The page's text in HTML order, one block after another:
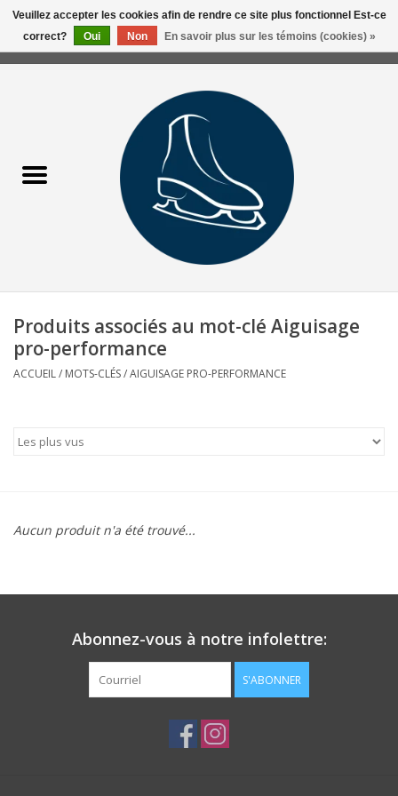
0 Articles - 0,00$CA
Liquidation/Clearance
Patins Usagés
Hockey
Patins
Produits associés au mot-clé Aiguisage
pro-performance
ACCUEIL/ MOTS-CLÉS/AIGUISAGE PRO-PERFORMANCE
Aucun produit n'a été trouvé...
Abonnez-vous à notre infolettre:
S'ABONNER
Veuillez accepter les cookies afin de rendre ce site plus fonctionnel Est-ce
correct?
Oui Non En savoir plus sur les témoins (cookies) »